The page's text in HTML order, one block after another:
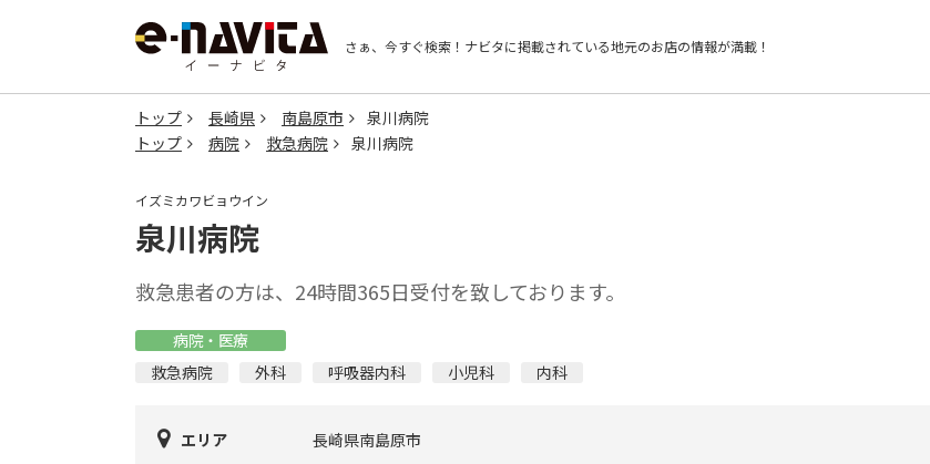
さぁ、今すぐ検索！ ナビタに掲載されている地元のお店の情報が満載！
トップ 長崎県 南島原市
泉川病院
トップ
病院 救急病院 泉川病院
イズミカワビョウイン
泉川病院
救急患者の方は、24時間365日受付を致しております。
病院・医療
救急病院
外科 呼吸器内科 小児科 内科
エリア
長崎県南島原市